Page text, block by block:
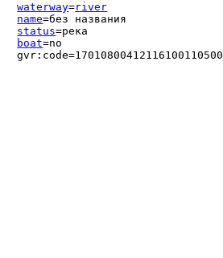
waterway=river
name=без названия
status=река
boat=no
gvr:code=17010800412116100110500